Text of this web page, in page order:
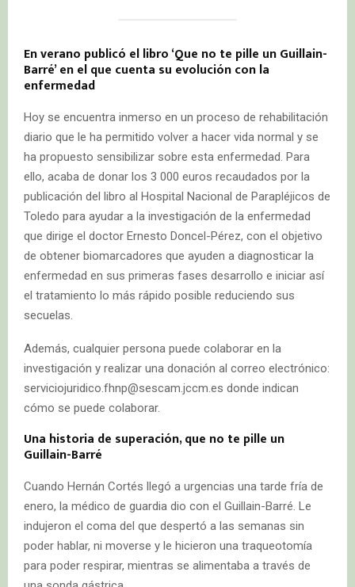
En verano publicó el libro ‘Que no te pille un Guillain-
Barré’ en el que cuenta su evolución con la
enfermedad
Hoy se encuentra inmerso en un proceso de rehabilitación
diario que le ha permitido volver a hacer vida normal y se
ha propuesto sensibilizar sobre esta enfermedad. Para
ello, acaba de donar los 3 000 euros recaudados por la
publicación del libro al Hospital Nacional de Parapléjicos de
Toledo para ayudar a la investigación de la enfermedad
que dirige el doctor Ernesto Doncel-Pérez, con el objetivo
de obtener biomarcadores que ayuden a diagnosticar la
enfermedad en sus primeras fases desarrollo e iniciar así
el tratamiento lo más rápido posible reduciendo sus
secuelas.
Además, cualquier persona puede colaborar en la
investigación y realizar una donación al correo electrónico:
serviciojuridico.fhnp@sescam.jccm.es donde indican
cómo se puede colaborar.
Una historia de superación, que no te pille un
Guillain-Barré
Cuando Hernán Cortés llegó a urgencias una tarde fría de
enero, la médico de guardia dio con el Guillain-Barré. Le
indujeron el coma del que despertó a las semanas sin
poder hablar, ni moverse y le hicieron una traqueotomía
para poder respirar, mientras se alimentaba a través de